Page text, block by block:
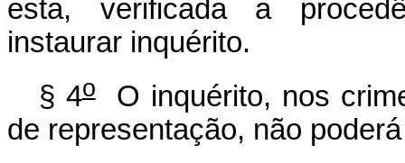
esta, verificada a
instaurar inquérito.
§ 4oO inquérito, nos
de representação, não